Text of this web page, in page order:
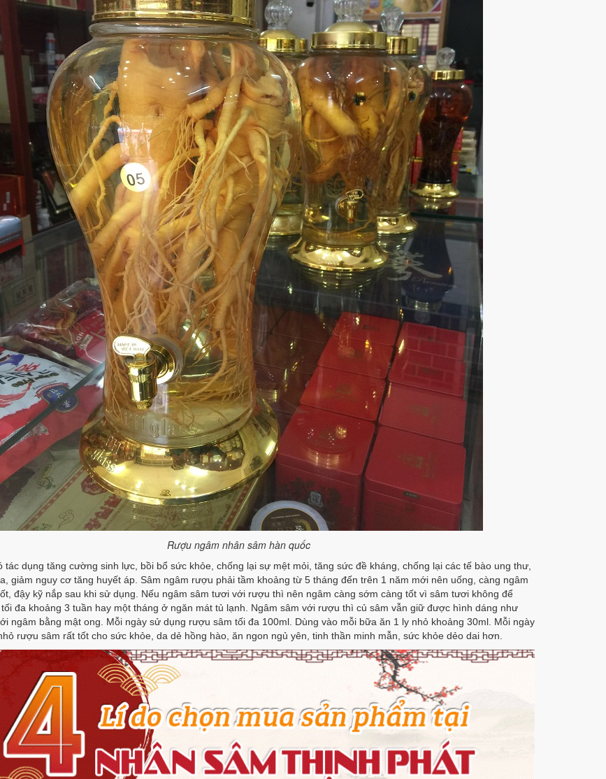
Rượu ngâm nhân sâm hàn quốc
tác dụng tăng cường sinh lực, bồi bổ sức khỏe, chống lại sự mệt mỏi, tăng sức đề kháng, chống lại các tế bào ung thư,
giảm nguy cơ tăng huyết áp. Sâm ngâm rượu phải tầm khoảng từ 5 tháng đến trên 1 năm mới nên uống, càng ngâm
đậy kỹ nắp sau khi sử dụng. Nếu ngâm sâm tươi với rượu thì nên ngâm càng sớm càng tốt vì sâm tươi không để
đa khoảng 3 tuần hay một tháng ở ngăn mát tủ lạnh. Ngâm sâm với rượu thì củ sâm vẫn giữ được hình dáng như
ngâm bằng mật ong. Mỗi ngày sử dụng rượu sâm tối đa 100ml. Dùng vào mỗi bữa ăn 1 ly nhỏ khoảng 30ml. Mỗi ngày
rượu sâm rất tốt cho sức khỏe, da dẻ hồng hào, ăn ngon ngủ yên, tinh thần minh mẫn, sức khỏe dẻo dai hơn.